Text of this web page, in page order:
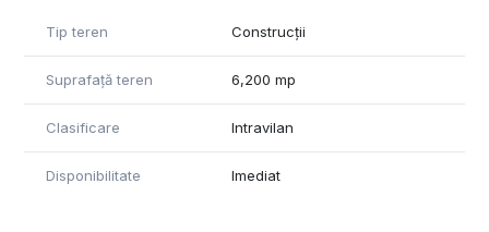
Tip teren Construcții
Suprafață teren 6,200 mp
Clasificare Intravilan
Disponibilitate Imediat